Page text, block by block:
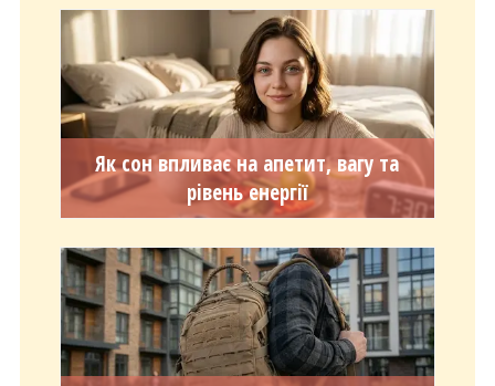
Як сон впливає на апетит, вагу та
рівень енергії